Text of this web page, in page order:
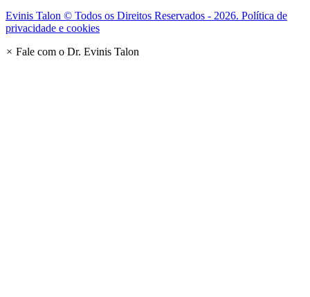
Evinis Talon © Todos os Direitos Reservados - 2026. Política de
privacidade e cookies
× Fale com o Dr. Evinis Talon